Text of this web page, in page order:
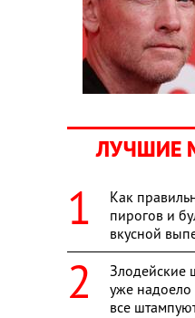
ЛУЧШИЕ
Как
пирогов и
вкусной
Злодейские
уже
все